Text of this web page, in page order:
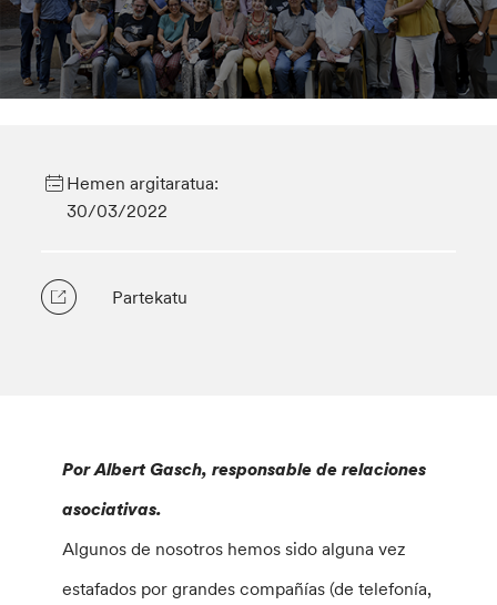
Hemen argitaratua:
30/03/2022
Partekatu
Por Albert Gasch, responsable de relaciones
asociativas.
Algunos de nosotros hemos sido alguna vez
estafados por grandes compañías (de telefonía,